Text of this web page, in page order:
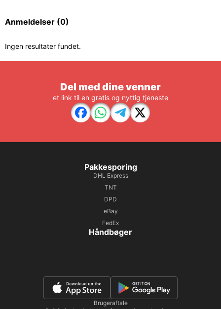
Anmeldelser (0)
Ingen resultater fundet.
Del med dine venner
et link til en gratis og nyttig tjeneste
Pakkesporing
DHL Express
TNT
DPD
eBay
FedEx
Håndbøger
Brugeraftale